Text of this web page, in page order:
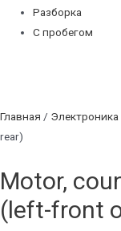
Разборка
С пробегом
Главная / Электроника
rear)
Motor,
(left-front